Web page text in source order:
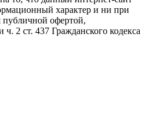
характер и ни при
публичной офертой,
2 ст. 437 Гражданского кодекса